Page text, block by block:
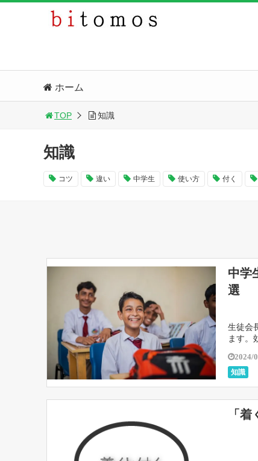
ホーム
TOP 知識
知識
コツ 違い 中学生 使い方 付く
中学
選
生徒会
ます。
2024/
知識
「